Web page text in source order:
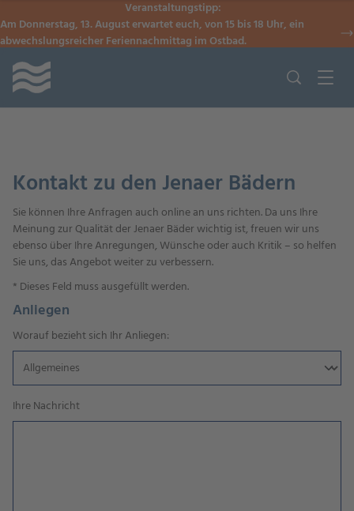
Veranstaltungstipp:
Am Donnerstag, 13. August erwartet euch, von 15 bis 18 Uhr, ein
abwechslungsreicher Feriennachmittag im Ostbad.
Kontakt zu den Jenaer Bädern
Sie können Ihre Anfragen auch online an uns richten. Da uns Ihre
Meinung zur Qualität der Jenaer Bäder wichtig ist, freuen wir uns
ebenso über Ihre Anregungen, Wünsche oder auch Kritik – so helfen
Sie uns, das Angebot weiter zu verbessern.
* Dieses Feld muss ausgefüllt werden.
Anliegen
Worauf bezieht sich Ihr Anliegen:
Ihre Nachricht